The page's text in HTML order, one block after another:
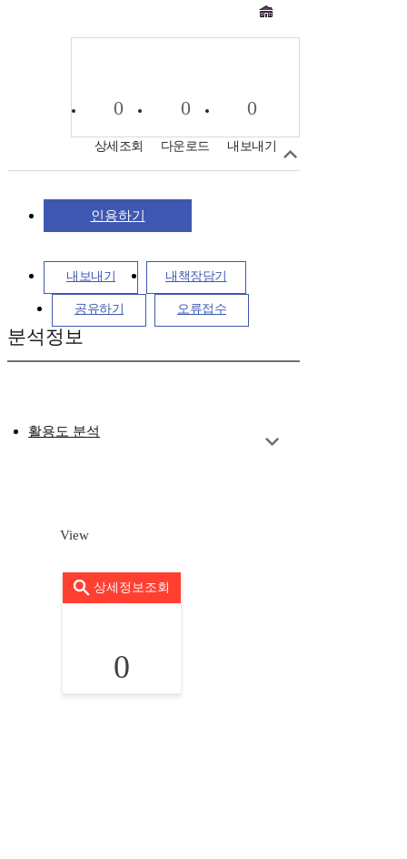
0
상세조회
0
다운로드
0
내보내기
인용하기
내보내기 내책장담기
공유하기 오류접수
분석정보
활용도 분석
View
상세정보조회
0